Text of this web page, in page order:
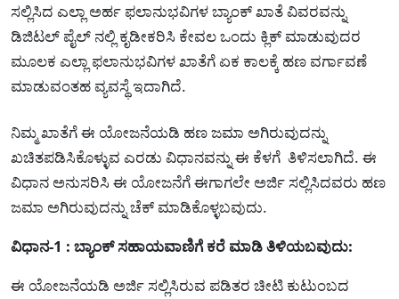
ಸಲ್ಲಿಸಿದ ಎಲ್ಲಾ ಅರ್ಹ ಫಲಾನುಭವಿಗಳ ಬ್ಯಾಂಕ್ ಖಾತೆ ವಿವರವನ್ನು
ಡಿಜಿಟಲ್ ಪೈಲ್ ನಲ್ಲಿ ಕೃಡೀಕರಿಸಿ ಕೇವಲ ಒಂದು ಕ್ಲಿಕ್ ಮಾಡುವುದರ
ಮೂಲಕ ಎಲ್ಲಾ ಫಲಾನುಭವಿಗಳ ಖಾತೆಗೆ ಏಕ ಕಾಲಕ್ಕೆ ಹಣ ವರ್ಗಾವಣೆ
ಮಾಡುವಂತಹ ವ್ಯವಸ್ಥೆ ಇದಾಗಿದೆ.
ನಿಮ್ಮ ಖಾತೆಗೆ ಈ ಯೋಜನೆಯಡಿ ಹಣ ಜಮಾ ಅಗಿರುವುದನ್ನು
ಖಚಿತಪಡಿಸಿಕೊಳ್ಳುವ ಎರಡು ವಿಧಾನವನ್ನು ಈ ಕೆಳಗೆ ತಿಳಿಸಲಾಗಿದೆ. ಈ
ವಿಧಾನ ಅನುಸರಿಸಿ ಈ ಯೋಜನೆಗೆ ಈಗಾಗಲೇ ಅರ್ಜಿ ಸಲ್ಲಿಸಿದವರು ಹಣ
ಜಮಾ ಅಗಿರುವುದನ್ನು ಚೆಕ್ ಮಾಡಿಕೊಳ್ಳಬವುದು.
ವಿಧಾನ-1 : ಬ್ಯಾಂಕ್ ಸಹಾಯವಾಣಿಗೆ ಕರೆ ಮಾಡಿ ತಿಳಿಯಬವುದು:
ಈ ಯೋಜನೆಯಡಿ ಅರ್ಜಿ ಸಲ್ಲಿಸಿರುವ ಪಡಿತರ ಚೀಟಿ ಕುಟುಂಬದ